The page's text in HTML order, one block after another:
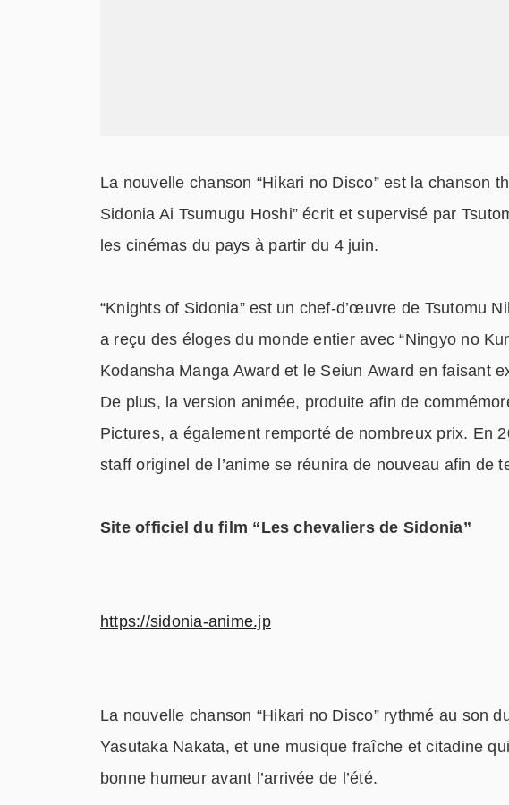
La nouvelle chanson “Hikari no Disco” est la chanson
Sidonia Ai Tsumugu Hoshi”écrit etsupervisé par
les cinémas du pays à partir du 4 juin.
“Knights of Sidonia” est un chef-d’œuvre de Tsutomu
a reçu des éloges du monde entier avec “Ningyo no
Kodansha Manga Award et le Seiun Award en faisant
De plus, la version animée, produite afin de
Pictures, a également remporté de nombreux prix. En
staff originel de l’anime se réunira de nouveau afin de
Site officiel du film “Les chevaliers de Sidonia”
https://sidonia-anime.jp
La nouvelle chanson “Hikari no Disco” rythmé au son
Yasutaka Nakata, et une musique fraîche et citadine
bonne humeur avant l’arrivée de l’été.